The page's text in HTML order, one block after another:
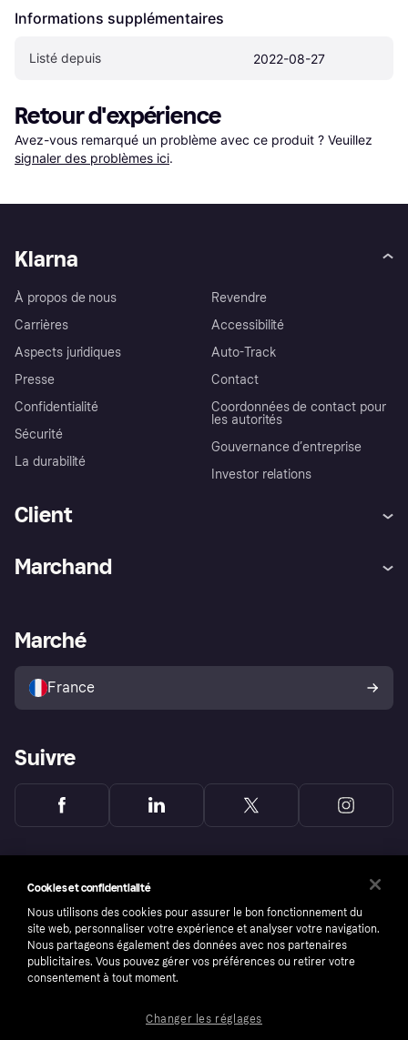
Informations supplémentaires
Listé depuis 2022-08-27
Retour d'expérience
Avez-vous remarqué un problème avec ce produit ? Veuillez
signaler des problèmes ici.
Klarna
À propos de nous
Carrières
Aspects juridiques
Presse
Confidentialité
Sécurité
La durabilité
Revendre
Accessibilité
Auto-Track
Contact
Coordonnées de contact pour
les autorités
Gouvernance d’entreprise
Investor relations
Client
Explorez les magasins
Politique de protection de
l’acheteur Klarna
Marchand
Portail Marchand
Marché
France
Suivre
Cookies et confidentialité
Nous utilisons des cookies pour assurer le bon fonctionnement du
site web, personnaliser votre expérience et analyser votre navigation.
Nous partageons également des données avec nos partenaires
publicitaires. Vous pouvez gérer vos préférences ou retirer votre
consentement à tout moment.
Changer les réglages